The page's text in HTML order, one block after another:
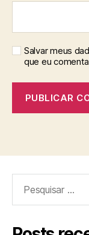
Salvar meus
que eu
por: